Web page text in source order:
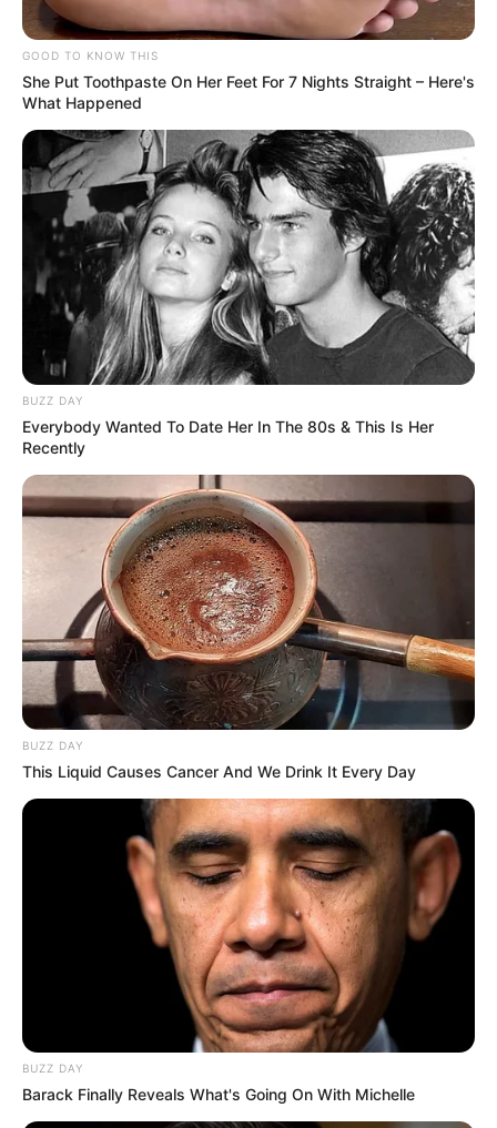
GOOD TO KNOW THIS
She Put Toothpaste On Her Feet For 7 Nights Straight – Here's
What Happened
BUZZ DAY
Everybody Wanted To Date Her In The 80s & This Is Her
Recently
BUZZ DAY
This Liquid Causes Cancer And We Drink It Every Day
BUZZ DAY
Barack Finally Reveals What's Going On With Michelle